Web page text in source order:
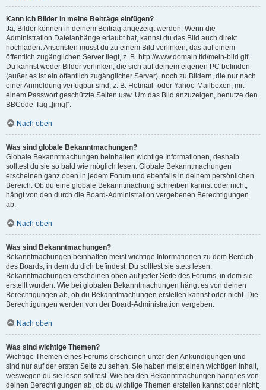
Kann ich Bilder in meine Beiträge einfügen?
Ja, Bilder können in deinem Beitrag angezeigt werden. Wenn die
Administration Dateianhänge erlaubt hat, kannst du das Bild auch direkt
hochladen. Ansonsten musst du zu einem Bild verlinken, das auf einem
öffentlich zugänglichen Server liegt, z. B. http://www.domain.tld/mein-bild.gif.
Du kannst weder Bilder verlinken, die sich auf deinem eigenen PC befinden
(außer es ist ein öffentlich zugänglicher Server), noch zu Bildern, die nur nach
einer Anmeldung verfügbar sind, z. B. Hotmail- oder Yahoo-Mailboxen, mit
einem Passwort geschützte Seiten usw. Um das Bild anzuzeigen, benutze den
BBCode-Tag „[img]“.
Nach oben
Was sind globale Bekanntmachungen?
Globale Bekanntmachungen beinhalten wichtige Informationen, deshalb
solltest du sie so bald wie möglich lesen. Globale Bekanntmachungen
erscheinen ganz oben in jedem Forum und ebenfalls in deinem persönlichen
Bereich. Ob du eine globale Bekanntmachung schreiben kannst oder nicht,
hängt von den durch die Board-Administration vergebenen Berechtigungen
ab.
Nach oben
Was sind Bekanntmachungen?
Bekanntmachungen beinhalten meist wichtige Informationen zu dem Bereich
des Boards, in dem du dich befindest. Du solltest sie stets lesen.
Bekanntmachungen erscheinen oben auf jeder Seite des Forums, in dem sie
erstellt wurden. Wie bei globalen Bekanntmachungen hängt es von deinen
Berechtigungen ab, ob du Bekanntmachungen erstellen kannst oder nicht. Die
Berechtigungen werden von der Board-Administration vergeben.
Nach oben
Was sind wichtige Themen?
Wichtige Themen eines Forums erscheinen unter den Ankündigungen und
sind nur auf der ersten Seite zu sehen. Sie haben meist einen wichtigen Inhalt,
weswegen du sie lesen solltest. Wie bei den Bekanntmachungen hängt es von
deinen Berechtigungen ab, ob du wichtige Themen erstellen kannst oder nicht;